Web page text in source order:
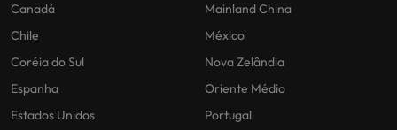
Canadá
Chile
Coréia do Sul
Espanha
Estados Unidos
Mainland China
México
Nova Zelândia
Oriente Médio
Portugal